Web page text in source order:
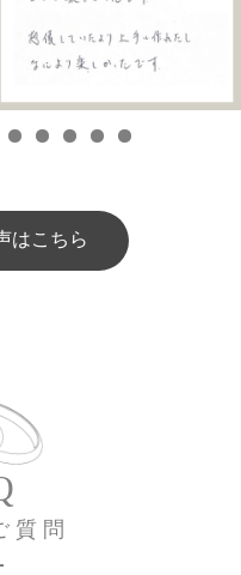
はこちら
質問